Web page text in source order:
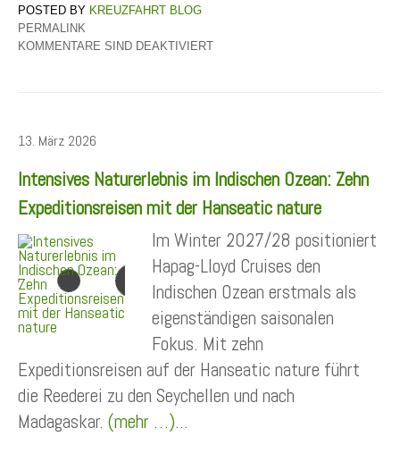
KREUZFAHRT BLOG
PERMALINK
KOMMENTARE SIND DEAKTIVIERT
13. März 2026
Intensives Naturerlebnis im Indischen Ozean: Zehn
Expeditionsreisen mit der Hanseatic nature
Im Winter 2027/28 positioniert
Hapag-Lloyd Cruises den
Indischen Ozean erstmals als
eigenständigen saisonalen
Fokus. Mit zehn
Expeditionsreisen auf der Hanseatic nature führt
die Reederei zu den Seychellen und nach
Madagaskar. (mehr …)...